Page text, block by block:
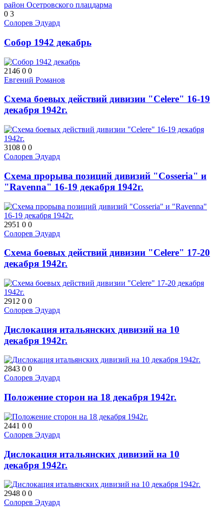
0 3
Солорев Эдуард
Собор 1942 декабрь
2146 0 0
Евгений Романов
Схема боевых действий дивизии "Celere" 16-19
декабря 1942г.
3108 0 0
Солорев Эдуард
Схема прорыва позиций дивизий "Cosseria" и
"Ravenna" 16-19 декабря 1942г.
2951 0 0
Солорев Эдуард
Схема боевых действий дивизии "Celere" 17-20
декабря 1942г.
2912 0 0
Солорев Эдуард
Дислокация итальянских дивизий на 10
декабря 1942г.
2843 0 0
Солорев Эдуард
Положение сторон на 18 декабря 1942г.
2441 0 0
Солорев Эдуард
Дислокация итальянских дивизий на 10
декабря 1942г.
2948 0 0
Солорев Эдуард